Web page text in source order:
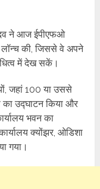
ने आज ईपीएफओ
की, जिससे वे अपने
में देख सकें।
जहां 100 या उससे
का उद्घाटन किया और
भवन का
क्योंझर, ओडिशा
गया।